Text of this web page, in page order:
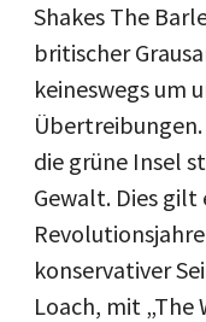
Shakes The
britischer
keineswegs um
die grüne Insel
Gewalt. Dies
konservativer
Loach, mit „The